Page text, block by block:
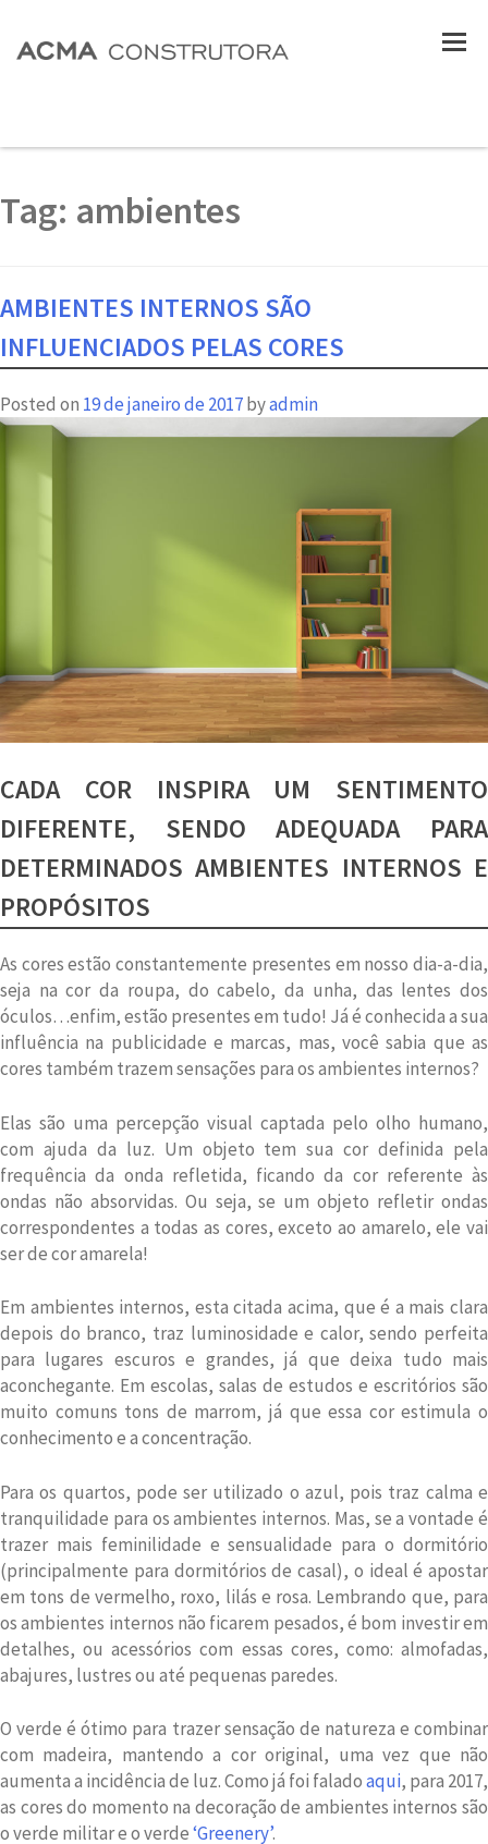
Tag: ambientes
AMBIENTES INTERNOS SÃO
INFLUENCIADOS PELAS CORES
Posted on 19 de janeiro de 2017byadmin
CADA COR INSPIRA UM SENTIMENTO
DIFERENTE, SENDO ADEQUADA PARA
DETERMINADOS AMBIENTES INTERNOS E
PROPÓSITOS
As cores estão constantemente presentes em nosso dia-a-dia,
seja na cor da roupa, do cabelo, da unha, das lentes dos
óculos…enfim, estão presentes em tudo! Já é conhecida a sua
influência na publicidade e marcas, mas, você sabia que as
cores também trazem sensações para os ambientes internos?
Elas são uma percepção visual captada pelo olho humano,
com ajuda da luz. Um objeto tem sua cor definida pela
frequência da onda refletida, ficando da cor referente às
ondas não absorvidas. Ou seja, se um objeto refletir ondas
correspondentes a todas as cores, exceto ao amarelo, ele vai
ser de cor amarela!
Em ambientes internos, esta citada acima, que é a mais clara
depois do branco, traz luminosidade e calor, sendo perfeita
para lugares escuros e grandes, já que deixa tudo mais
aconchegante. Em escolas, salas de estudos e escritórios são
muito comuns tons de marrom, já que essa cor estimula o
conhecimento e a concentração.
Para os quartos, pode ser utilizado o azul, pois traz calma e
tranquilidade para os ambientes internos. Mas, se a vontade é
trazer mais feminilidade e sensualidade para o dormitório
(principalmente para dormitórios de casal), o ideal é apostar
em tons de vermelho, roxo, lilás e rosa. Lembrando que, para
os ambientes internos não ficarem pesados, é bom investir em
detalhes, ou acessórios com essas cores, como: almofadas,
abajures, lustres ou até pequenas paredes.
O verde é ótimo para trazer sensação de natureza e combinar
com madeira, mantendo a cor original, uma vez que não
aumenta a incidência de luz. Como já foi faladoaqui, para 2017,
as cores do momento na decoração de ambientes internos são
o verde militar e o verde‘Greenery’.